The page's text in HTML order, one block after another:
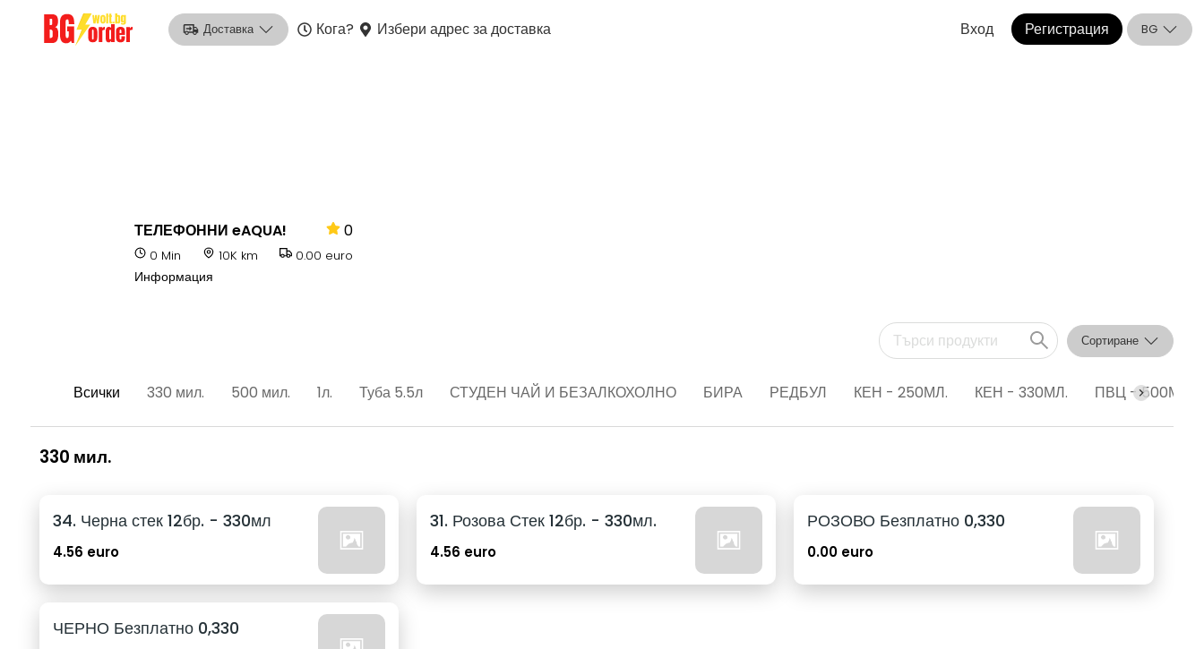
Доставка Кога? Избери адрес за доставка Вход Регистрация BG
ТЕЛЕФОННИ eAQUA! 0
0 Min 10K km 0.00 euro
Информация
Сортиране
Всички 330 мил. 500 мил. 1л. Туба 5.5л СТУДЕН ЧАЙ И БЕЗАЛКОХОЛНО БИРА РЕДБУЛ КЕН - 250МЛ. КЕН - 330МЛ. ПВЦ - 500МЛ.
330 мил.
34. Черна стек 12бр. - 330мл
4.56 euro
31. Розова Стек 12бр. - 330мл.
4.56 euro
РОЗОВО Безплатно 0,330
0.00 euro
ЧЕРНО Безплатно 0,330